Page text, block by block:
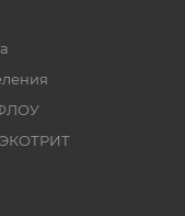
ЭКОТРИТ